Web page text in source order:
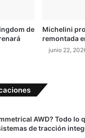
de
Michelini
remontada
junio 22,
AWD? Todo lo
de tracción